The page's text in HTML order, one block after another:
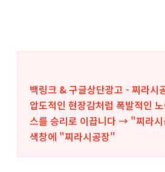
백링크 & 구글상단광고 - 찌라시
압도적인 현장감처럼 폭발적인
스를 승리로 이끕니다 → "찌라
색창에 "찌라시공장"